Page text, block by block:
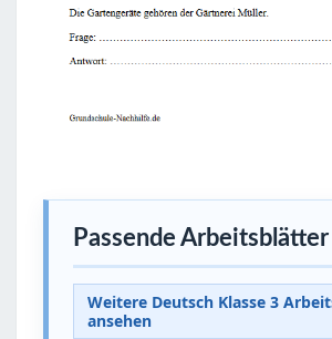
Passende Arbeitsblätter
Weitere Deutsch Klasse 3
ansehen